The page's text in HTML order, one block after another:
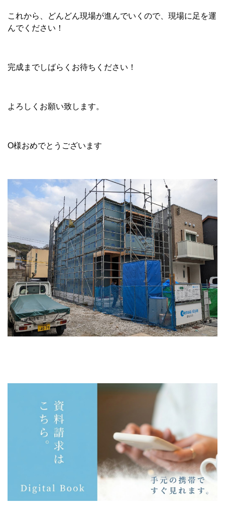
これから、どんどん現場が進んでいくので、現場に足を運
んでください！
完成までしばらくお待ちください！
よろしくお願い致します。
O様おめでとうございます